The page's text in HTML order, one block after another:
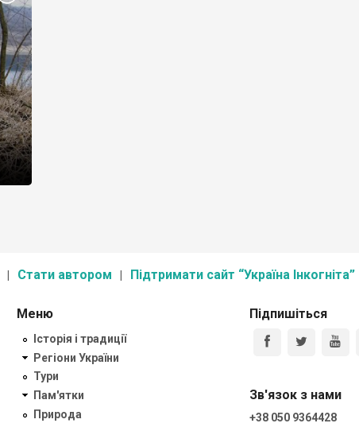
Стати автором Підтримати сайт “Україна Інкогніта”
Меню
Історія і традиції
Регіони України
Тури
Пам'ятки
Природа
Підпишіться
Зв'язок з нами
+38 050 9364428